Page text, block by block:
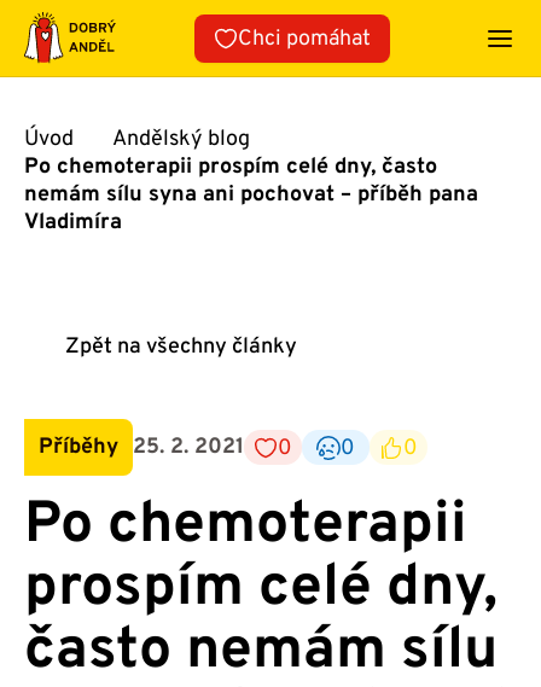
Přeskočit
obsah
Chci pomáhat
Úvod
Andělský blog
Po chemoterapii prospím celé dny, často
nemám sílu syna ani pochovat – příběh pana
Vladimíra
Zpět na všechny články
Příběhy 25. 2. 2021 0 0 0
Po chemoterapii
prospím celé dny,
často nemám sílu